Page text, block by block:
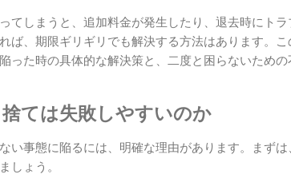
てしまうと、追加料金が発生したり、退去時にト
ば、期限ギリギリでも解決する方法はあります。
った時の具体的な解決策と、二度と困らないため
ては失敗しやすいのか
い事態に陥るには、明確な理由があります。まず
しょう。